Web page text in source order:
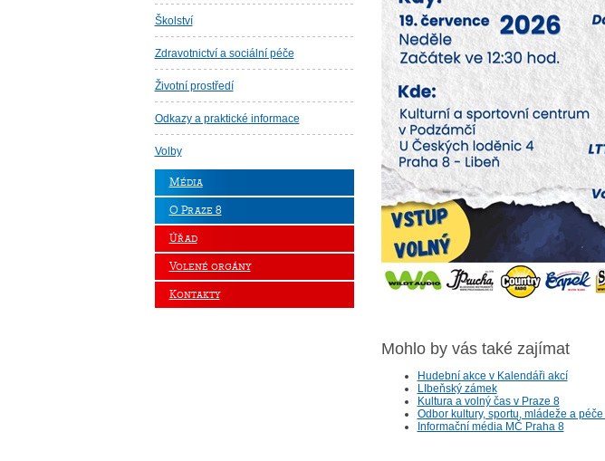
Školství
Zdravotnictví a sociální péče
Životní prostředí
Odkazy a praktické informace
Volby
Média
O Praze 8
Úřad
Volené orgány
Kontakty
Mohlo by vás také zajímat
Hudební akce v Kalendáři akcí
LIbeňský zámek
Kultura a volný čas v Praze 8
Odbor kultury, sportu, mládeže a
Informační média MČ Praha 8